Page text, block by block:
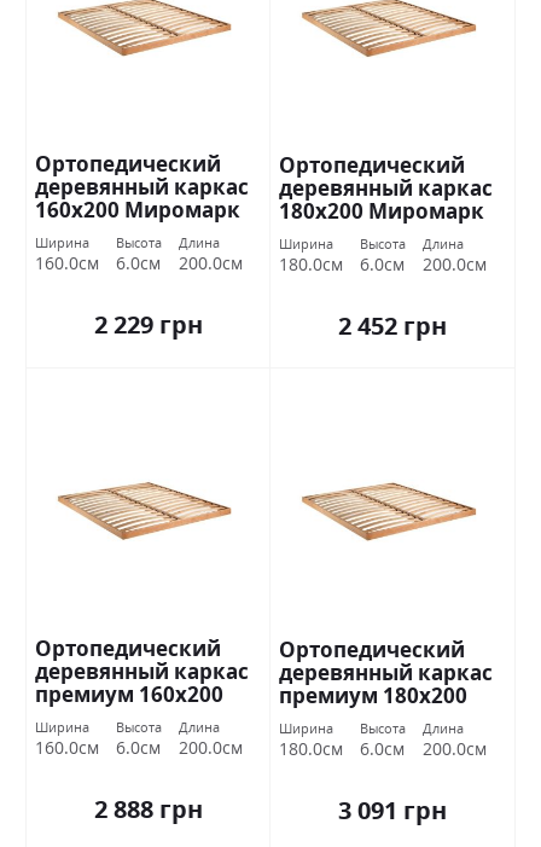
Ортопедический
деревянный каркас
160х200 Миромарк
Ширина
160.0см
Высота
6.0см
Длина
200.0см
2 229 грн
Ортопедический
деревянный каркас
180х200 Миромарк
Ширина
180.0см
Высота
6.0см
Длина
200.0см
2 452 грн
Ортопедический
деревянный каркас
премиум 160х200
Миромарк
Ширина
160.0см
Высота
6.0см
Длина
200.0см
2 888 грн
Ортопедический
деревянный каркас
премиум 180х200
Миромарк
Ширина
180.0см
Высота
6.0см
Длина
200.0см
3 091 грн